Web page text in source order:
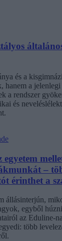
és a
hanem a
a rendszer
és
–
érinthet a
állásinterjún,
egyből
az Eduline-
több